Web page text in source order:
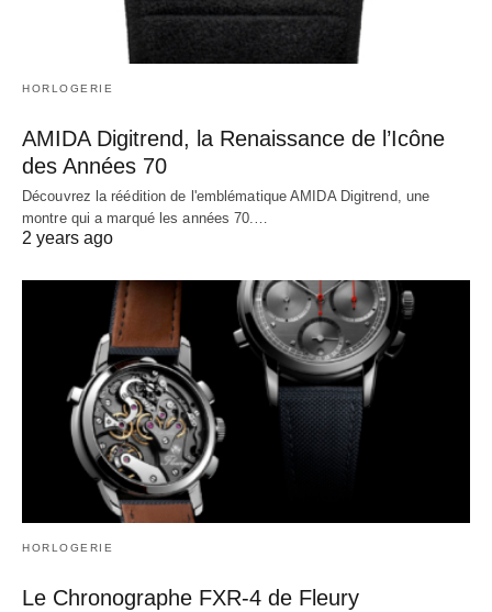
HORLOGERIE
AMIDA Digitrend, la Renaissance de l’Icône
des Années 70
Découvrez la réédition de l'emblématique AMIDA Digitrend, une
montre qui a marqué les années 70.…
2 years ago
HORLOGERIE
Le Chronographe FXR-4 de Fleury